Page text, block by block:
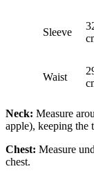
Sleeve
Waist
Neck: Measure
apple), keeping the
Chest: Measure
chest.